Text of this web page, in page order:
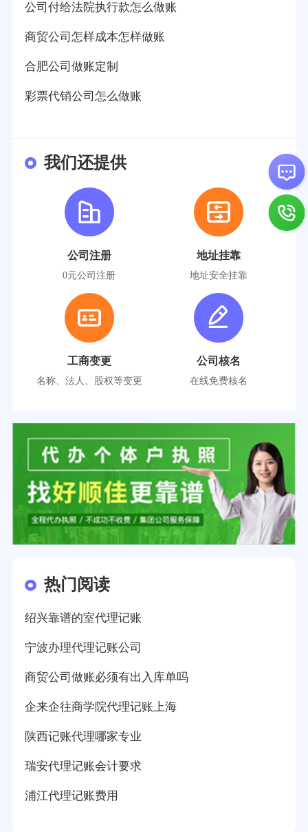
公司付给法院执行款怎么做账
商贸公司怎样成本怎样做账
合肥公司做账定制
彩票代销公司怎么做账
我们还提供
公司注册
0元公司注册
地址挂靠
地址安全挂靠
工商变更
名称、法人、股权等变更
公司核名
在线免费核名
热门阅读
绍兴靠谱的室代理记账
宁波办理代理记账公司
商贸公司做账必须有出入库单吗
企来企往商学院代理记账上海
陕西记账代理哪家专业
瑞安代理记账会计要求
浦江代理记账费用